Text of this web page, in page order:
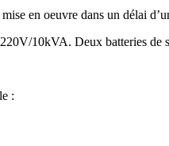
en oeuvre dans un délai
10kVA. Deux batteries
: